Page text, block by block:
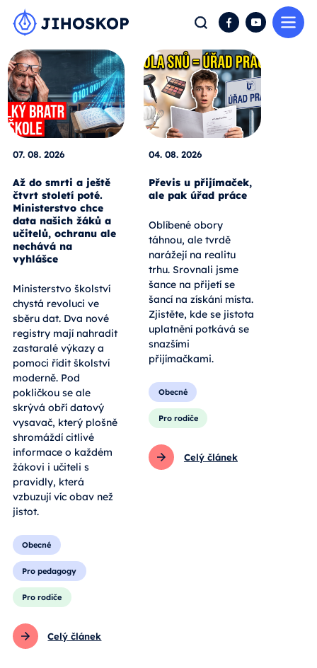
Hledat FacebookYouTube
07. 08. 2026
Až do smrti a ještě
čtvrt století poté.
Ministerstvo chce
data našich žáků a
učitelů, ochranu ale
nechává na
vyhlášce
Ministerstvo školství
chystá revoluci ve
sběru dat. Dva nové
registry mají nahradit
zastaralé výkazy a
pomoci řídit školství
moderně. Pod
pokličkou se ale
skrývá obří datový
vysavač, který plošně
shromáždí citlivé
informace o každém
žákovi i učiteli s
pravidly, která
vzbuzují víc obav než
jistot.
Obecné
Pro pedagogy
Pro rodiče
Celý článek
04. 08. 2026
Převis u přijímaček,
ale pak úřad práce
Oblíbené obory
táhnou, ale tvrdě
narážejí na realitu
trhu. Srovnali jsme
šance na přijetí se
šancí na získání místa.
Zjistěte, kde se jistota
uplatnění potkává se
snazšími
přijímačkami.
Obecné
Pro rodiče
Celý článek